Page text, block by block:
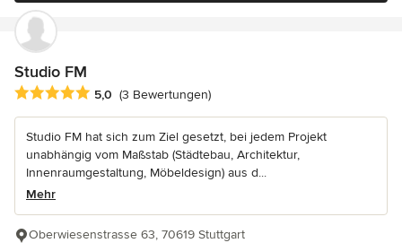
Studio FM
Durchschnittliche Bewertung: 5 von 5 Sternen
5,0 (3 Bewertungen)
Studio FM hat sich zum Ziel gesetzt, bei jedem Projekt
unabhängig vom Maßstab (Städtebau, Architektur,
Innenraumgestaltung, Möbeldesign) aus d...
Mehr
Oberwiesenstrasse 63, 70619 Stuttgart